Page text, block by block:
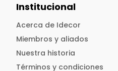
Institucional
Acerca de Idecor
Miembros y aliados
Nuestra historia
Términos y condiciones